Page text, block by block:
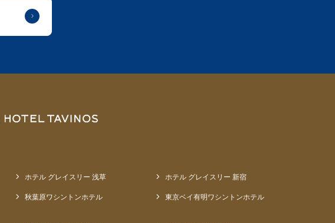
ホテル グレイスリー 浅草 ホテル グレイスリー 新宿
秋葉原ワシントンホテル 東京ベイ有明ワシントンホテル